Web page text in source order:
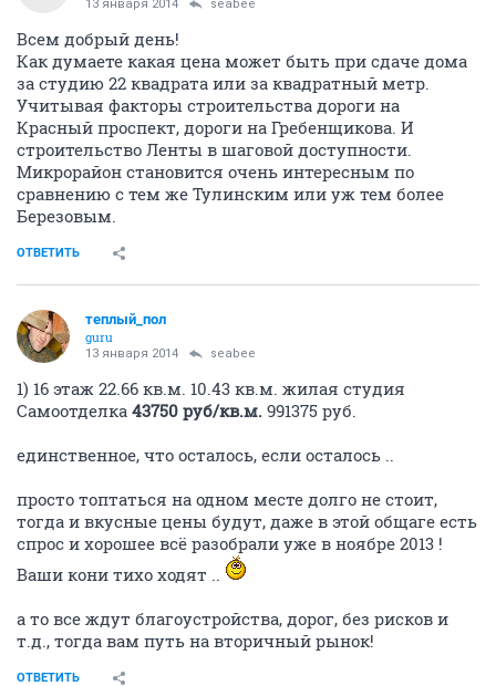
13 января 2014 seabee
Всем добрый день!
Как думаете какая цена может быть при сдаче дома
за студию 22 квадрата или за квадратный метр.
Учитывая факторы строительства дороги на
Красный проспект, дороги на Гребенщикова. И
строительство Ленты в шаговой доступности.
Микрорайон становится очень интересным по
сравнению с тем же Тулинским или уж тем более
Березовым.
ОТВЕТИТЬ
теплый_пол
guru
13 января 2014 seabee
1) 16 этаж 22.66 кв.м. 10.43 кв.м. жилая студия
Самоотделка 43750 руб/кв.м. 991375 руб.
единственное, что осталось, если осталось ..
просто топтаться на одном месте долго не стоит,
тогда и вкусные цены будут, даже в этой общаге есть
спрос и хорошее всё разобрали уже в ноябре 2013 !
Ваши кони тихо ходят ..
а то все ждут благоустройства, дорог, без рисков и
т.д., тогда вам путь на вторичный рынок!
ОТВЕТИТЬ